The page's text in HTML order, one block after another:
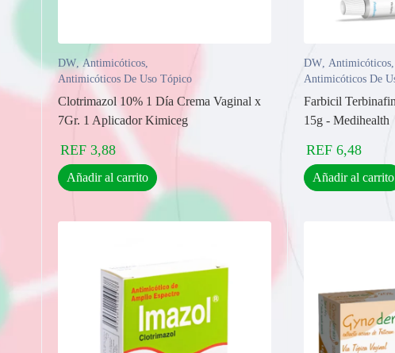
DW,Antimicóticos,
Antimicóticos De Uso Tópico
Clotrimazol 10% 1 Día Crema Vaginal x
7Gr. 1 Aplicador Kimiceg
REF 3,88
Añadir al carrito
DW, Antimicóticos,
Antimicóticos De
Farbicil
15g - Medihealth
REF 6,48
Añadir al carrito